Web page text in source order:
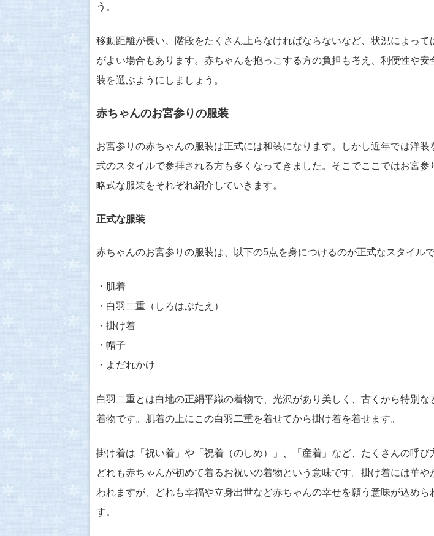
う。
移動距離が長い、階段をたくさん上らなければならないなど、状況によって
がよい場合もあります。赤ちゃんを抱っこする方の負担も考え、利便性や安
装を選ぶようにしましょう。
赤ちゃんのお宮参りの服装
お宮参りの赤ちゃんの服装は正式には和装になります。しかし近年では洋装
式のスタイルで参拝される方も多くなってきました。そこでここではお宮参
略式な服装をそれぞれ紹介していきます。
正式な服装
赤ちゃんのお宮参りの服装は、以下の5点を身につけるのが正式なスタイルで
・肌着
・白羽二重（しろはぶたえ）
・掛け着
・帽子
・よだれかけ
白羽二重とは白地の正絹平織の着物で、光沢があり美しく、古くから特別な
着物です。肌着の上にこの白羽二重を着せてから掛け着を着せます。
掛け着は「祝い着」や「祝着（のしめ）」、「産着」など、たくさんの呼び
どれも赤ちゃんが初めて着るお祝いの着物という意味です。掛け着には華や
われますが、どれも幸福や立身出世など赤ちゃんの幸せを願う意味が込めら
す。